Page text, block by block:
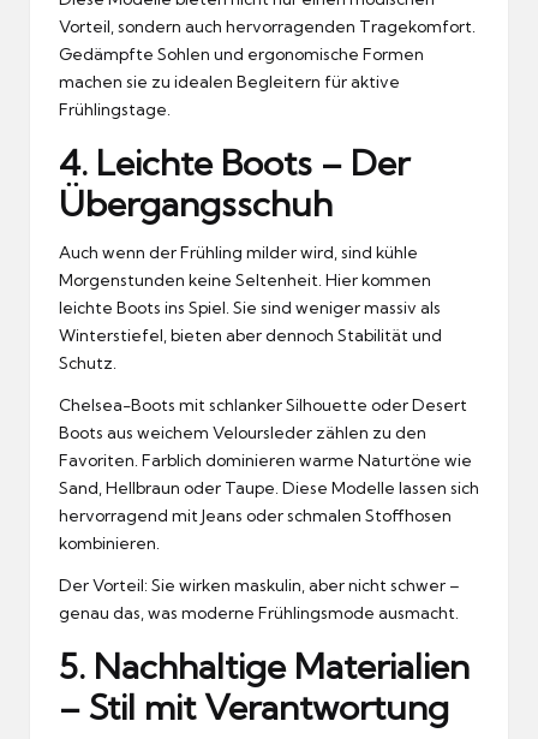
Vorteil, sondern auch hervorragenden Tragekomfort.
Gedämpfte Sohlen und ergonomische Formen
machen sie zu idealen Begleitern für aktive
Frühlingstage.
4. Leichte Boots – Der
Übergangsschuh
Auch wenn der Frühling milder wird, sind kühle
Morgenstunden keine Seltenheit. Hier kommen
leichte Boots ins Spiel. Sie sind weniger massiv als
Winterstiefel, bieten aber dennoch Stabilität und
Schutz.
Chelsea-Boots mit schlanker Silhouette oder Desert
Boots aus weichem Veloursleder zählen zu den
Favoriten. Farblich dominieren warme Naturtöne wie
Sand, Hellbraun oder Taupe. Diese Modelle lassen sich
hervorragend mit Jeans oder schmalen Stoffhosen
kombinieren.
Der Vorteil: Sie wirken maskulin, aber nicht schwer –
genau das, was moderne Frühlingsmode ausmacht.
5. Nachhaltige Materialien
– Stil mit Verantwortung